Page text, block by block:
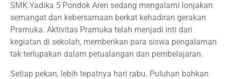
SMK Yadika 5 Pondok Aren sedang mengalami lonjakan
semangat dan kebersamaan berkat kehadiran gerakan
Pramuka. Aktivitas Pramuka telah menjadi inti dari
kegiatan di sekolah, memberikan para siswa pengalaman
tak terlupakan dalam petualangan dan pembelajaran.
Setiap pekan, lebih tepatnya hari rabu. Puluhan bahkan